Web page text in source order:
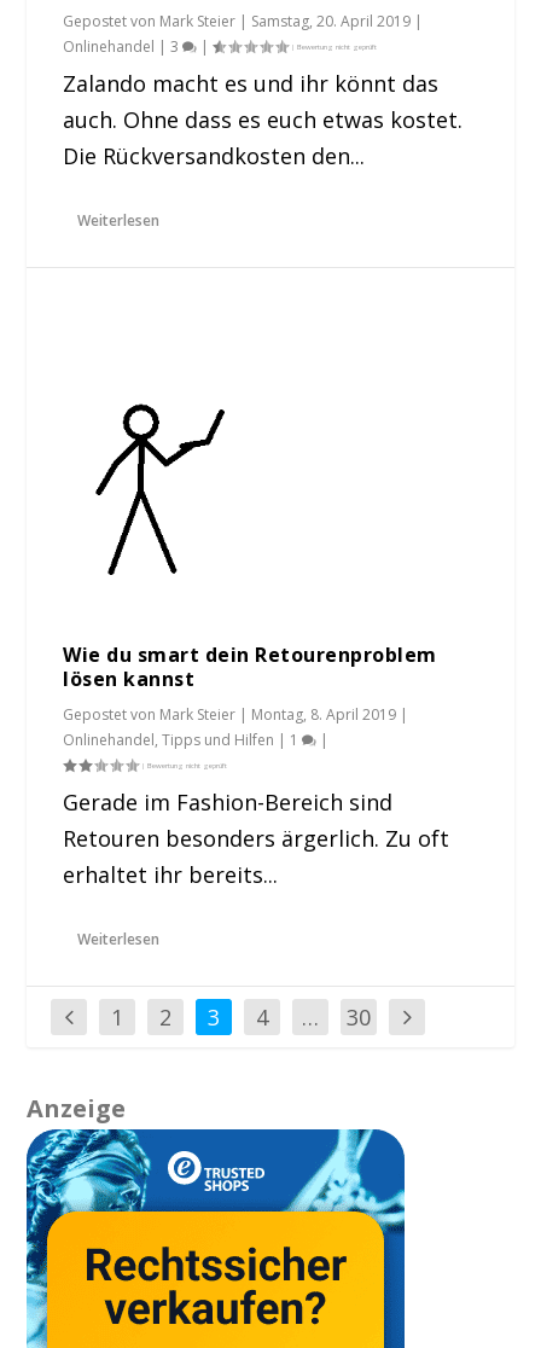
Gepostet von Mark Steier | Samstag, 20. April 2019 |
Onlinehandel |3 |
Zalando macht es und ihr könnt das
auch. Ohne dass es euch etwas kostet.
Die Rückversandkosten den...
Weiterlesen
Wie du smart dein Retourenproblem
lösen kannst
Gepostet von Mark Steier | Montag, 8. April 2019 |
Onlinehandel,Tipps und Hilfen | 1 |
Gerade im Fashion-Bereich sind
Retouren besonders ärgerlich. Zu oft
erhaltet ihr bereits...
Weiterlesen
1 2 3 4 … 30
Anzeige